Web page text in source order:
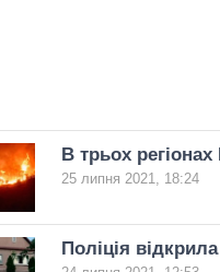
В трьох регіонах
25 липня 2021, 18:24
Поліція